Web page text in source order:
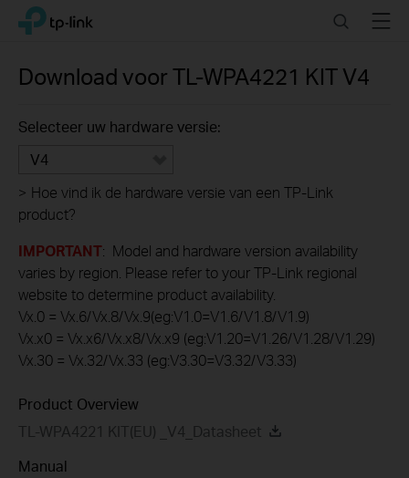
Click
navigation
TP-Link, Reliably Smart SearchMenu
Download voorTL-WPA4221 KITV4
Selecteer uw hardware versie:
V4
> Hoe vind ik de hardware versie van een TP-Link
product?
IMPORTANT: Model and hardware version availability
varies by region. Please refer to your TP-Link regional
website to determine product availability.
Vx.0 = Vx.6/Vx.8/Vx.9(eg:V1.0=V1.6/V1.8/V1.9)
Vx.x0 = Vx.x6/Vx.x8/Vx.x9 (eg:V1.20=V1.26/V1.28/V1.29)
Vx.30 = Vx.32/Vx.33 (eg:V3.30=V3.32/V3.33)
Product Overview
TL-WPA4221 KIT(EU) _V4_Datasheet
Manual